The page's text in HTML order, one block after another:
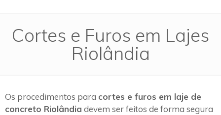
Cortes e Furos em Lajes
Riolândia
Os procedimentos para cortes e furos em laje de
concreto Riolândia devem ser feitos de forma segura